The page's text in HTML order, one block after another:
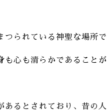
られている神聖な場所で
も心も清らかであることが
あるとされており、昔の